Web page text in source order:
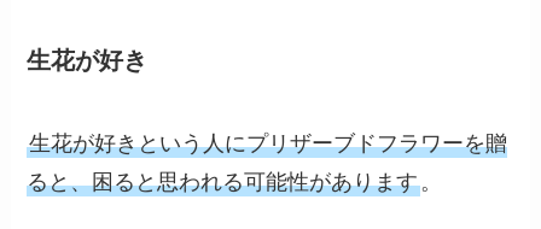
生花が好き
生花が好きという人にプリザーブドフラワーを贈
ると、困ると思われる可能性があります。